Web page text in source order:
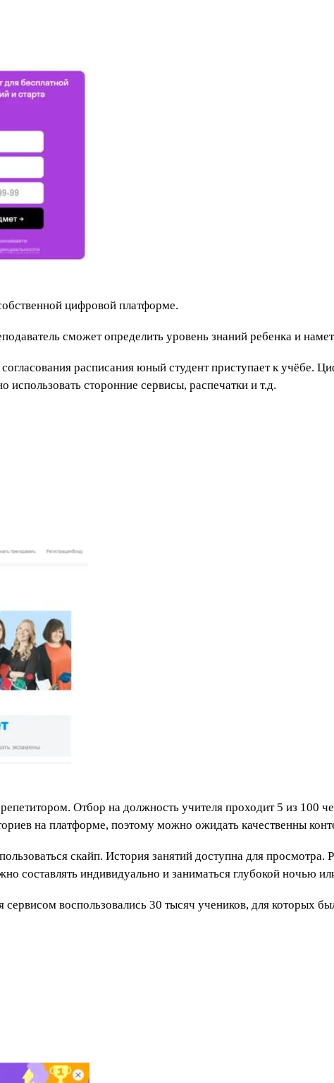
цифровой платформе.
сможет определить уровень знаний ребенка и
расписания юный студент приступает к учёбе.
использовать сторонние сервисы, распечатки и т.д.
Отбор на должность учителя проходит 5 из 100
на платформе, поэтому можно ожидать качественны
скайп. История занятий доступна для
составлять индивидуально и заниматься глубокой ночью
воспользовались 30 тысяч учеников, для которых